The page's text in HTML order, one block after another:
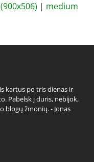
| medium
kartus po tris dienas ir
Pabelsk į duris, nebijok,
blogų žmonių. - Jonas